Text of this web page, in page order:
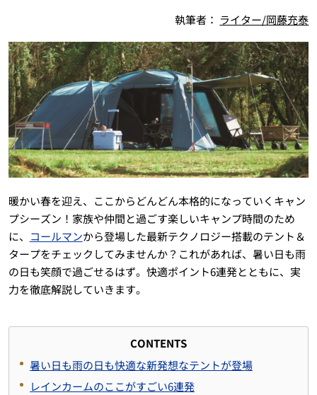
執筆者： ライター/岡藤充泰
暖かい春を迎え、ここからどんどん本格的になっていくキャン
プシーズン！家族や仲間と過ごす楽しいキャンプ時間のため
に、 コールマンから登場した最新テクノロジー搭載のテント＆
タープをチェックしてみませんか？これがあれば、暑い日も雨
の日も笑顔で過ごせるはず。快適ポイント6連発とともに、実
力を徹底解説していきます。
CONTENTS
暑い日も雨の日も快適な新発想なテントが登場
レインカームのここがすごい6連発